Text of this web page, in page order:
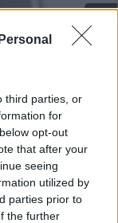
third parties, or
for
opt-out
that after your
seeing
utilized by
parties prior to
the further
0